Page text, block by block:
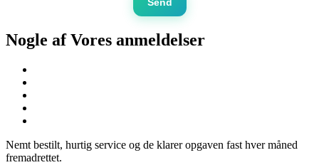
Nogle af Vores anmeldelser
Nemt bestilt, hurtig service og de klarer opgaven fast hver måned
fremadrettet.